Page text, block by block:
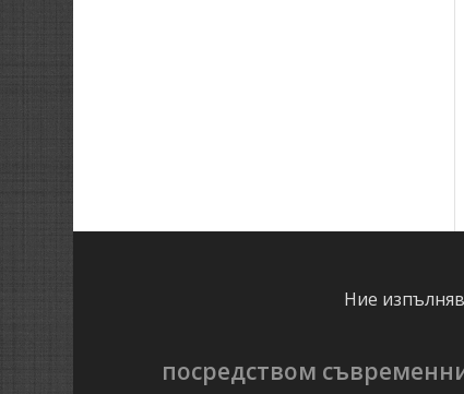
Ние
посредством